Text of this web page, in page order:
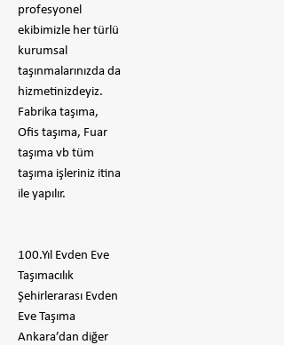
profesyonel
ekibimizle her türlü
kurumsal
taşınmalarınızda da
hizmetinizdeyiz.
Fabrika taşıma,
Ofis taşıma, Fuar
taşıma vb tüm
taşıma işleriniz itina
ile yapılır.
100.Yıl Evden Eve
Taşımacılık
Şehirlerarası Evden
Eve Taşıma
Ankara’dan diğer